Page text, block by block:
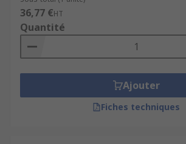
36,77 €HT
Quantité
Ajouter
Fiches techniques